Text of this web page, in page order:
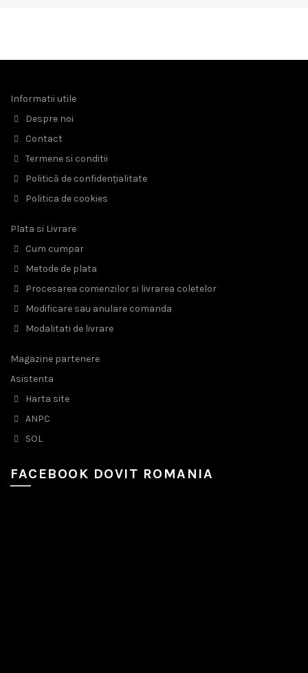
Informatii utile
Despre noi
Contact
Termene si conditii
Politică de confidențialitate
Politica de cookies
Plata si Livrare
Cum cumpar
Metode de plata
Procesarea comenzilor si livrarea coletelor
Modificare sau anulare comanda
Modalitati de livrare
Magazine partenere
Asistenta
Harta site
ANPC
SOL
FACEBOOK DOVIT ROMANIA